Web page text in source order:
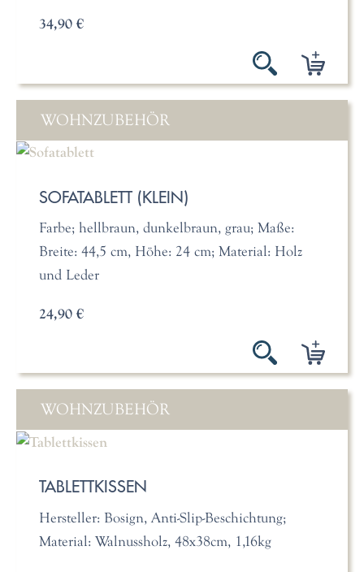
34,90 €
WOHNZUBEHÖR
SOFATABLETT (KLEIN)
Farbe; hellbraun, dunkelbraun, grau; Maße:
Breite: 44,5 cm, Höhe: 24 cm; Material: Holz
und Leder
24,90 €
WOHNZUBEHÖR
TABLETTKISSEN
Hersteller: Bosign, Anti-Slip-Beschichtung;
Material: Walnussholz, 48x38cm, 1,16kg